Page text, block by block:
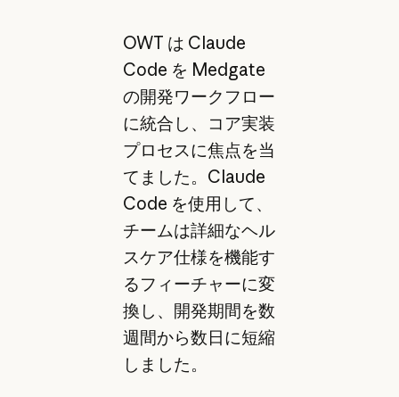
OWT は Claude
Code を Medgate
の開発ワークフロー
に統合し、コア実装
プロセスに焦点を当
てました。Claude
Code を使用して、
チームは詳細なヘル
スケア仕様を機能す
るフィーチャーに変
換し、開発期間を数
週間から数日に短縮
しました。